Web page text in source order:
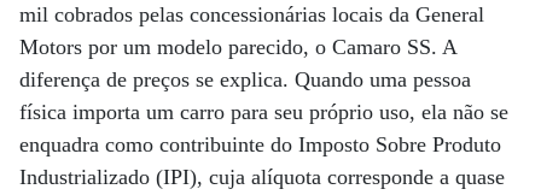
mil cobrados pelas concessionárias locais da General
Motors por um modelo parecido, o Camaro SS. A
diferença de preços se explica. Quando uma pessoa
física importa um carro para seu próprio uso, ela não se
enquadra como contribuinte do Imposto Sobre Produto
Industrializado (IPI), cuja alíquota corresponde a quase